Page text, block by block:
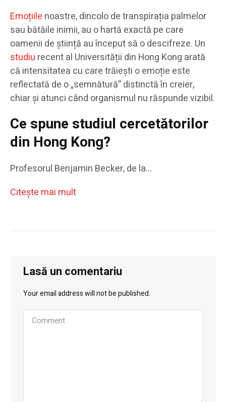
Emoțiile noastre, dincolo de transpirația palmelor
sau bătăile inimii, au o hartă exactă pe care
oamenii de știință au început să o descifreze. Un
studiu recent al Universității din Hong Kong arată
că intensitatea cu care trăiești o emoție este
reflectată de o „semnătură” distinctă în creier,
chiar și atunci când organismul nu răspunde vizibil.
Ce spune studiul cercetătorilor
din Hong Kong?
Profesorul Benjamin Becker, de la…
Citeşte mai mult
Lasă un comentariu
Your email address will not be published.